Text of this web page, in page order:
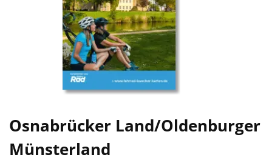
Osnabrücker Land/Oldenburger
Münsterland